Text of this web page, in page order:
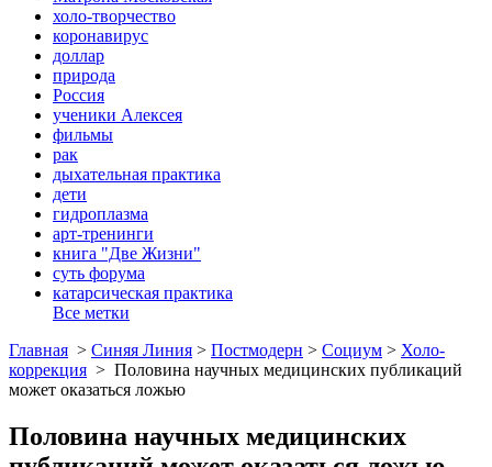
холо-творчество
коронавирус
доллар
природа
Россия
ученики Алексея
фильмы
рак
дыхательная практика
дети
гидроплазма
арт-тренинги
книга "Две Жизни"
суть форума
катарсическая практика
Все метки
Главная > Синяя Линия > Постмодерн > Социум > Холо-
коррекция > Половина научных медицинских публикаций
может оказаться ложью
Половина научных медицинских